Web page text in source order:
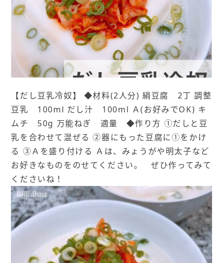
【だし豆乳冷奴】 ◆材料(2人分) 絹豆腐 2丁 調整
豆乳 100ml だし汁 100ml Ａ(お好みでOK) キ
ムチ 50g 万能ねぎ 適量 ◆作り方 ①だしと豆
乳を合わせて混ぜる ②器にもった豆腐に①をかけ
る ③Ａを盛り付ける Ａは、みょうがや明太子など
お好きなものをのせてください。 ぜひ作ってみて
くださいね！